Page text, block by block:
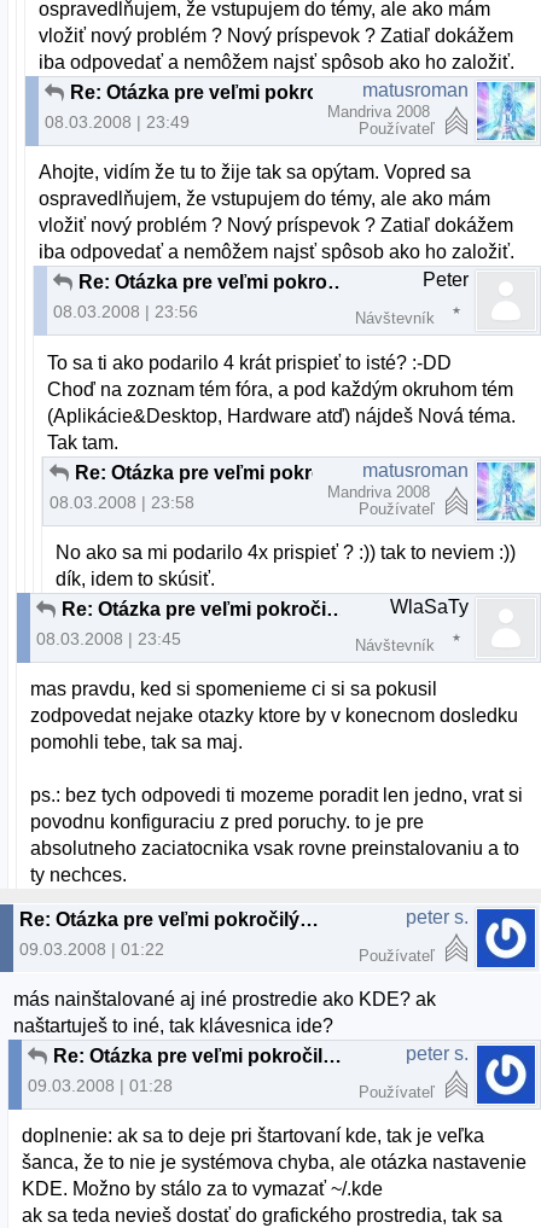
ospravedlňujem, že vstupujem do témy, ale ako mám
vložiť nový problém ? Nový príspevok ? Zatiaľ dokážem
iba odpovedať a nemôžem najsť spôsob ako ho založiť.
08.03.2008 | 23:49
matusroman
Mandriva 2008
Používateľ
Ahojte, vidím že tu to žije tak sa opýtam. Vopred sa
ospravedlňujem, že vstupujem do témy, ale ako mám
vložiť nový problém ? Nový príspevok ? Zatiaľ dokážem
iba odpovedať a nemôžem najsť spôsob ako ho založiť.
Re: Otázka pre veľmi pokročilých až profesionálov
08.03.2008 | 23:56
Peter
Návštevník
To sa ti ako podarilo 4 krát prispieť to isté? :-DD
Choď na zoznam tém fóra, a pod každým okruhom tém
(Aplikácie&Desktop, Hardware atď) nájdeš Nová téma.
Tak tam.
08.03.2008 | 23:58
matusroman
Mandriva 2008
Používateľ
No ako sa mi podarilo 4x prispieť ? :)) tak to neviem :))
dík, idem to skúsiť.
Re: Otázka pre veľmi pokročilých až profesionálov
08.03.2008 | 23:45
WlaSaTy
Návštevník
mas pravdu, ked si spomenieme ci si sa pokusil
zodpovedat nejake otazky ktore by v konecnom dosledku
pomohli tebe, tak sa maj.
ps.: bez tych odpovedi ti mozeme poradit len jedno, vrat si
povodnu konfiguraciu z pred poruchy. to je pre
absolutneho zaciatocnika vsak rovne preinstalovaniu a to
ty nechces.
Re: Otázka pre veľmi pokročilých až profesionálov
09.03.2008 | 01:22
peter s.
Používateľ
más nainštalované aj iné prostredie ako KDE? ak
naštartuješ to iné, tak klávesnica ide?
Re: Otázka pre veľmi pokročilých až profesionálov
09.03.2008 | 01:28
peter s.
Používateľ
doplnenie: ak sa to deje pri štartovaní kde, tak je veľka
šanca, že to nie je systémova chyba, ale otázka nastavenie
KDE. Možno by stálo za to vymazať ~/.kde
ak sa teda nevieš dostať do grafického prostredia, tak sa